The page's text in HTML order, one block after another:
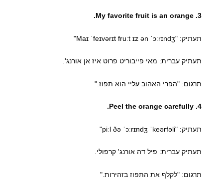
3. My favorite fruit is an orange.
תעתיק: "Maɪ ˈfeɪvərɪt fruːt ɪz ən ˈɔːrɪndʒ"
תעתיק עברית: מאי פייבוריט פרוט איז אן אורנג'.
תרגום: "הפרי האהוב עליי הוא תפוז."
4. Peel the orange carefully.
תעתיק: "piːl ðə ˈɔːrɪndʒ ˈkeərfəli"
תעתיק עברית: פיל דה אורנג' קרפולי.
תרגום: "לקלף את התפוז בזהירות."